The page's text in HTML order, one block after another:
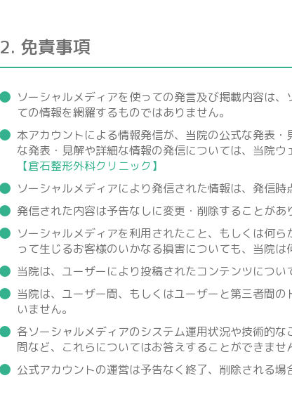
2. 免責事項
ソーシャルメディアを使っての発言及び掲載内容は
ての情報を網羅するものではありません。
本アカウントによる情報発信が、当院の公式な発表
な発表・見解や詳細な情報の発信については、当院ウ
【倉石整形外科クリニック】
ソーシャルメディアにより発信された情報は、発信時
発信された内容は予告なしに変更・削除することがあ
ソーシャルメディアを利用されたこと、もしくは何
って生じるお客様のいかなる損害についても、当院は
当院は、ユーザーにより投稿されたコンテンツについ
当院は、ユーザー間、もしくはユーザーと第三者間
いません。
各ソーシャルメディアのシステム運用状況や技術的
問など、これらについてはお答えすることができませ
公式アカウントの運営は予告なく終了、削除される場